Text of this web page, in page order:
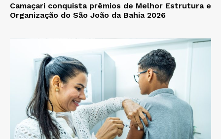
Camaçari conquista prêmios de Melhor Estrutura e
Organização do São João da Bahia 2026